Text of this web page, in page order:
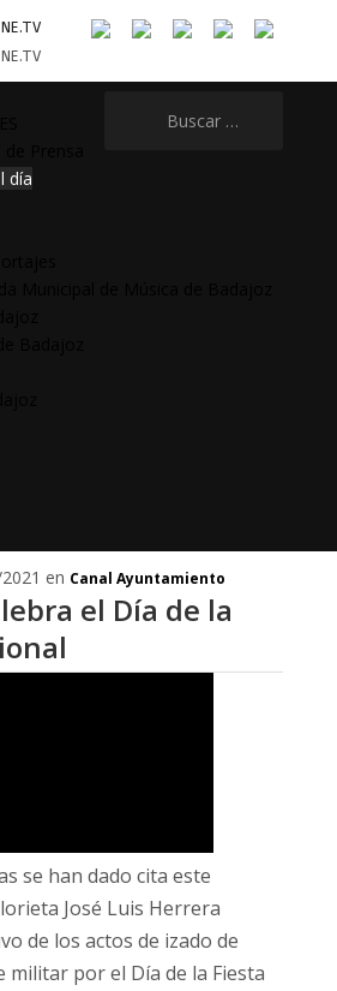
día
en Canal Ayuntamiento
el Día de la
se han dado cita este
José Luis Herrera
de los actos de izado de
militar por el Día de la Fiesta